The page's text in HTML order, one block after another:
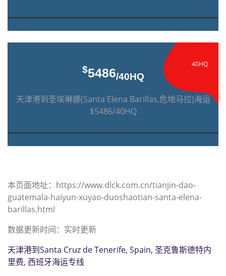
40HQ
$5486/40HQ
天津港到圣埃琳娜(Santa Elena Barillas,危地马拉)海运
$5486/40HQ
本页面地址：https://www.dlck.com.cn/tianjin-dao-
guatemala-haiyun-xuyao-duoshaotian-santa-elena-
barillas.html
数据更新时间：实时更新
天津港到Santa Cruz de Tenerife, Spain, 圣克鲁斯德特内
里费, 西班牙海运专线